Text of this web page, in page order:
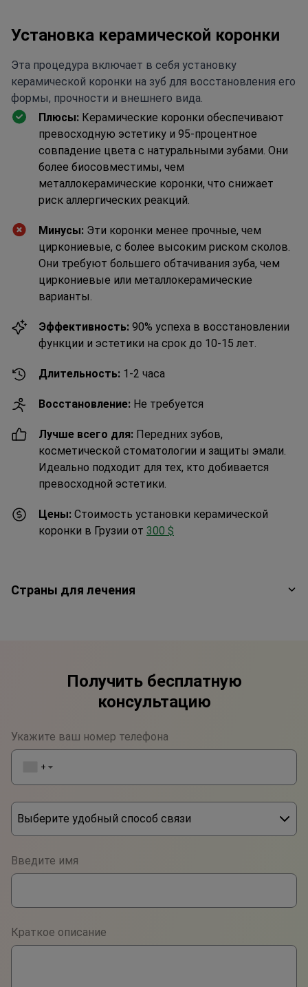
Установка керамической коронки
Эта процедура включает в себя установку
керамической коронки на зуб для восстановления его
формы, прочности и внешнего вида.
Плюсы: Керамические коронки обеспечивают
превосходную эстетику и 95-процентное
совпадение цвета с натуральными зубами. Они
более биосовместимы, чем
металлокерамические коронки, что снижает
риск аллергических реакций.
Минусы: Эти коронки менее прочные, чем
циркониевые, с более высоким риском сколов.
Они требуют большего обтачивания зуба, чем
циркониевые или металлокерамические
варианты.
Эффективность: 90% успеха в восстановлении
функции и эстетики на срок до 10-15 лет.
Длительность: 1-2 часа
Восстановление: Не требуется
Лучше всего для: Передних зубов,
косметической стоматологии и защиты эмали.
Идеально подходит для тех, кто добивается
превосходной эстетики.
Цены: Стоимость установки керамической
коронки в Грузии от 300 $
Страны для лечения
Получить бесплатную
консультацию
Укажите ваш номер телефона
+1▼
Выберите удобный способ связи
WhatsApp
Viber
Telegram
Введите имя
Краткое описание